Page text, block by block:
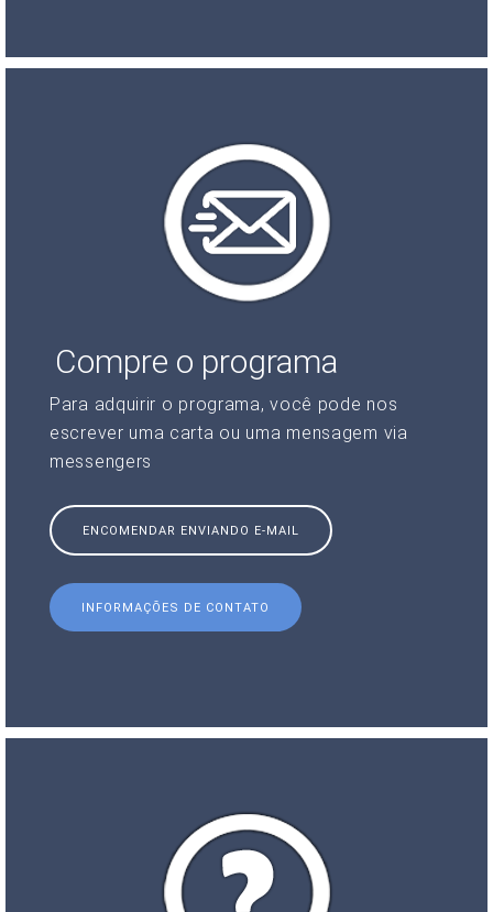
Compre o programa
Para adquirir o programa, você pode nos
escrever uma carta ou uma mensagem via
messengers
ENCOMENDAR ENVIANDO E-MAIL
INFORMAÇÕES DE CONTATO